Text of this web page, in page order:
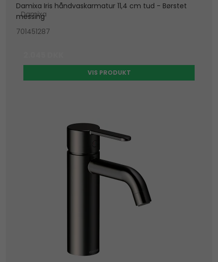
Damixa Iris håndvaskarmatur 11,4 cm tud - Børstet
messing
Damixa
701451287
VIS PRODUKT